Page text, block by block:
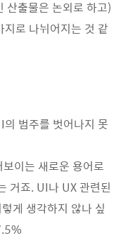
산출물은 논외로 하고)
로 나뉘어지는 것 같
범주를 벗어나지 못
이는 새로운 용어로
거죠. UI나 UX 관련된
게 생각하지 않나 싶